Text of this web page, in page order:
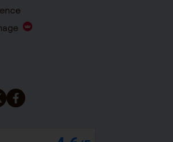
- Nouvelle fenêtre
sur Instagram - Nouvelle fenêtre
sur YouTube - Nouvelle fenêtre
nous sur X - Nouvelle fenêtre
Suivez-nous sur Facebook - Nouvelle